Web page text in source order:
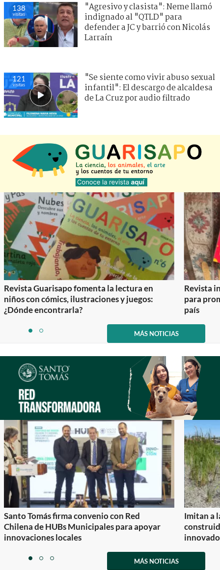
138
visitas
"Agresivo y clasista": Neme llamó
indignado al "QTLD" para
defender a JC y barrió con Nicolás
Larraín
121
visitas
"Se siente como vivir abuso sexual
infantil": El descargo de alcaldesa
de La Cruz por audio filtrado
Revista Guarisapo fomenta la lectura en
niños con cómics, ilustraciones y juegos:
¿Dónde encontrarla?
Revista
para
país
itemitem
2
MÁS NOTICIAS
Santo Tomás firma convenio con Red
Chilena de HUBs Municipales para apoyar
innovaciones locales
Imitan a
itemitemitem
MÁS NOTICIAS